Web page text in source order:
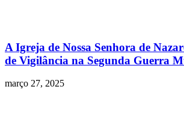
A Igreja de Nossa Senhora de
de Vigilância na Segunda Guerra
março 27, 2025